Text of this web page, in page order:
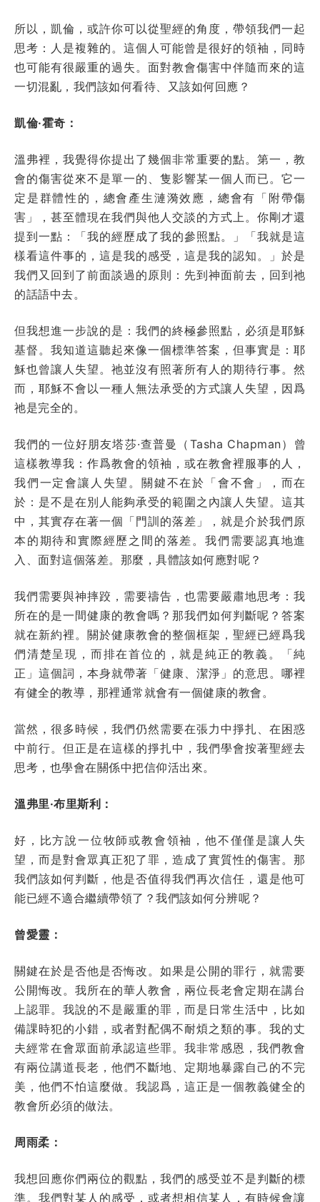
所以，凱倫，或許你可以從聖經的角度，帶領我們一起
思考：人是複雜的。這個人可能曾是很好的領袖，同時
也可能有很嚴重的過失。面對教會傷害中伴隨而來的這
一切混亂，我們該如何看待、又該如何回應？
凱倫·霍奇：
溫弗裡，我覺得你提出了幾個非常重要的點。第一，教
會的傷害從來不是單一的、隻影響某一個人而已。它一
定是群體性的，總會產生漣漪效應，總會有「附帶傷
害」，甚至體現在我們與他人交談的方式上。你剛才還
提到一點：「我的經歷成了我的參照點。」「我就是這
樣看這件事的，這是我的感受，這是我的認知。」於是
我們又回到了前面談過的原則：先到神面前去，回到祂
的話語中去。
但我想進一步說的是：我們的終極參照點，必須是耶穌
基督。我知道這聽起來像一個標準答案，但事實是：耶
穌也曾讓人失望。祂並沒有照著所有人的期待行事。然
而，耶穌不會以一種人無法承受的方式讓人失望，因爲
祂是完全的。
我們的一位好朋友塔莎·查普曼（Tasha Chapman）曾
這樣教導我：作爲教會的領袖，或在教會裡服事的人，
我們一定會讓人失望。關鍵不在於「會不會」，而在
於：是不是在別人能夠承受的範圍之內讓人失望。這其
中，其實存在著一個「門訓的落差」，就是介於我們原
本的期待和實際經歷之間的落差。我們需要認真地進
入、面對這個落差。那麼，具體該如何應對呢？
我們需要與神摔跤，需要禱告，也需要嚴肅地思考：我
所在的是一間健康的教會嗎？那我們如何判斷呢？答案
就在新約裡。關於健康教會的整個框架，聖經已經爲我
們清楚呈現，而排在首位的，就是純正的教義。「純
正」這個詞，本身就帶著「健康、潔淨」的意思。哪裡
有健全的教導，那裡通常就會有一個健康的教會。
當然，很多時候，我們仍然需要在張力中掙扎、在困惑
中前行。但正是在這樣的掙扎中，我們學會按著聖經去
思考，也學會在關係中把信仰活出來。
溫弗里·布里斯利：
好，比方說一位牧師或教會領袖，他不僅僅是讓人失
望，而是對會眾真正犯了罪，造成了實質性的傷害。那
我們該如何判斷，他是否值得我們再次信任，還是他可
能已經不適合繼續帶領了？我們該如何分辨呢？
曾愛靈：
關鍵在於是否他是否悔改。如果是公開的罪行，就需要
公開悔改。我所在的華人教會，兩位長老會定期在講台
上認罪。我說的不是嚴重的罪，而是日常生活中，比如
備課時犯的小錯，或者對配偶不耐煩之類的事。我的丈
夫經常在會眾面前承認這些罪。我非常感恩，我們教會
有兩位講道長老，他們不斷地、定期地暴露自己的不完
美，他們不怕這麼做。我認爲，這正是一個教義健全的
教會所必須的做法。
周雨柔：
我想回應你們兩位的觀點，我們的感受並不是判斷的標
準。我們對某人的感受，或者想相信某人，有時候會讓